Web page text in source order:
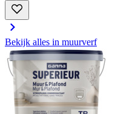
Bekijk alles in muurverf